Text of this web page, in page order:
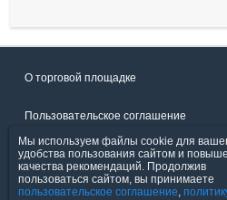
О торговой площадке
Пользовательское соглашение
Политика конфиденциальности
Продавцы
Мы используем файлы cookie для
удобства пользования сайтом и
качества рекомендаций. Продолжив
пользоваться сайтом, вы принимаете
пользовательское соглашение,